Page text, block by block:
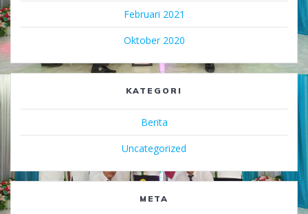
Februari 2021
Oktober 2020
KATEGORI
Berita
Uncategorized
META